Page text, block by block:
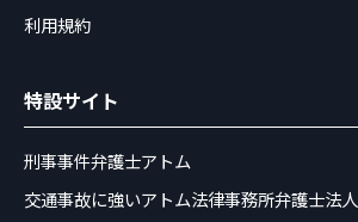
利用規約
特設サイト
刑事事件弁護士アトム
交通事故に強いアトム法律事務所弁護士法